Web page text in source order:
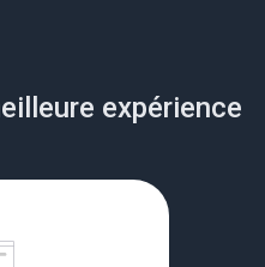
expérience